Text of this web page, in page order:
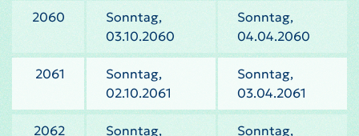
2060
Sonntag,
03.10.2060
Sonntag,
04.04.2060
2061
Sonntag,
02.10.2061
Sonntag,
03.04.2061
2062
Sonntag,
Sonntag,